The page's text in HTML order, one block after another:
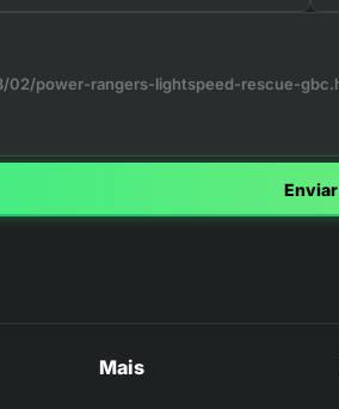
Enviar
Mais